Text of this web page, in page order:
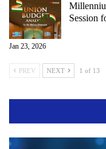
Session
Jan 23, 2026
PREV NEXT 1 of 13